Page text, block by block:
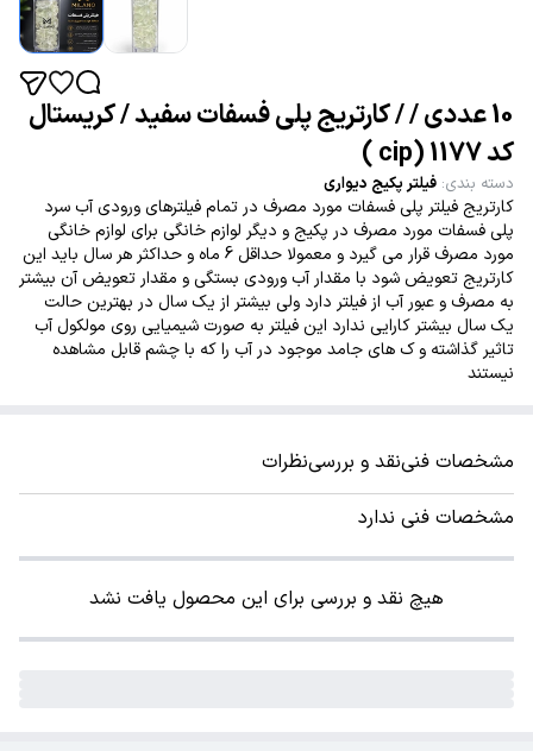
10 عددی / / کارتریج پلی فسفات سفید / کریستال
کد 1177 (cip )
دسته بندی: فیلتر پکیج دیواری
کارتریج فیلتر پلی فسفات مورد مصرف در تمام فیلترهای ورودی آب سرد
پلی فسفات مورد مصرف در پکیج و دیگر لوازم خانگی برای لوازم خانگی
مورد مصرف قرار می گیرد و معمولا حداقل 6 ماه و حداکثر هر سال باید این
کارتریج تعویض شود با مقدار آب ورودی بستگی و مقدار تعویض آن بیشتر
به مصرف و عبور آب از فیلتر دارد ولی بیشتر از یک سال در بهترین حالت
یک سال بیشتر کارایی ندارد این فیلتر به صورت شیمیایی روی مولکول آب
تاثیر گذاشته و ک های جامد موجود در آب را که با چشم قابل مشاهده
نیستند
مشخصات فنینقد و بررسینظرات
مشخصات فنی ندارد
هیچ نقد و بررسی برای این محصول یافت نشد